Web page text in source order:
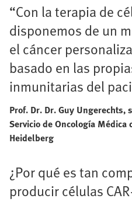
“Con la terapia de
disponemos de un
el cáncer
basado en las
inmunitarias del
Prof. Dr. Dr. Guy
Servicio de Oncología
Heidelberg
¿Por qué es tan
producir células